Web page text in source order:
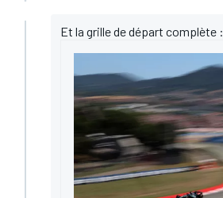
Et la grille de départ complète :